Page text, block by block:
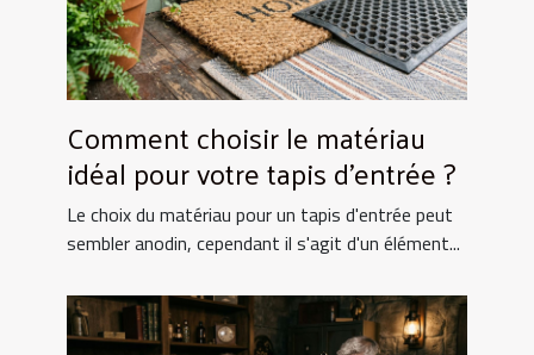
Comment choisir le matériau
idéal pour votre tapis d'entrée ?
Le choix du matériau pour un tapis d'entrée peut
sembler anodin, cependant il s'agit d'un élément...